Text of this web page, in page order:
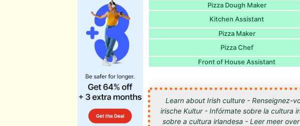
Pizza Dough Maker
Kitchen Assistant
Pizza Maker
Pizza Chef
Front of House Assistant
Learn about Irish culture - Renseignez-
irische Kultur - Infórmate sobre la cultura
sobre a cultura irlandesa - Leer meer